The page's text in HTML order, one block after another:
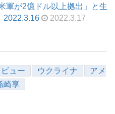
軍が2億ドル以上拠出」と生
2022.3.16
2022.3.17
ュー ウクライナ
アメ
崎享